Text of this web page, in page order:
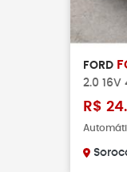
FORD
2.0
R$